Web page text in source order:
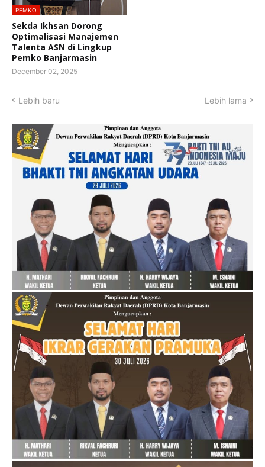
PEMKO
Sekda Ikhsan Dorong
Optimalisasi Manajemen
Talenta ASN di Lingkup
Pemko Banjarmasin
December 02, 2025
Lebih baru Lebih lama